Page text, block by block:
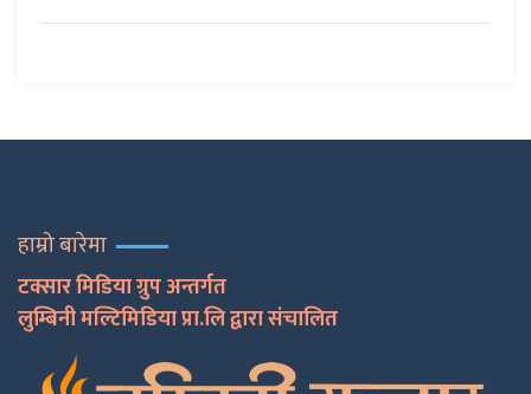
हाम्रो बारेमा
टक्सार मिडिया ग्रुप अन्तर्गत
लुम्बिनी मल्टिमिडिया प्रा.लि द्वारा संचालित